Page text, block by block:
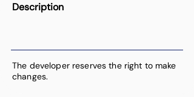
Description
The developer reserves the right to make
changes.